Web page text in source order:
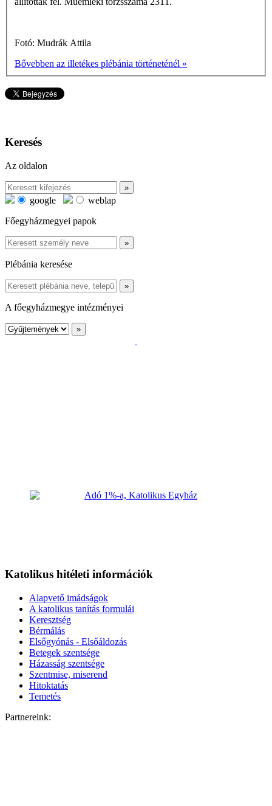
Fotó: Mudrák Attila
Bővebben az illetékes plébánia történeténél »
Keresés
Az oldalon
google
weblap
Főegyházmegyei papok
Plébánia keresése
A főegyházmegye intézményei
Katolikus hitéleti információk
Alapvető imádságok
A katolikus tanítás formulái
Keresztség
Bérmálás
Elsőgyónás - Elsőáldozás
Betegek szentsége
Házasság szentsége
Szentmise, miserend
Hitoktatás
Temetés
Partnereink: